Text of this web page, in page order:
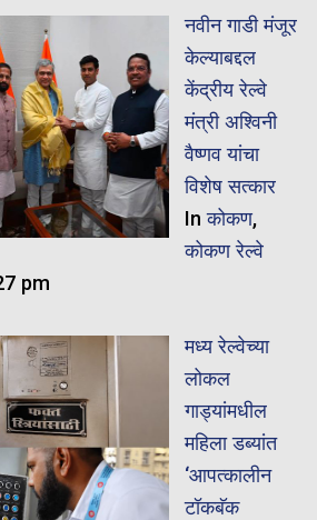
नवीन गाडी मंजूर
केल्याबद्दल
केंद्रीय रेल्वे
मंत्री अश्विनी
वैष्णव यांचा
विशेष सत्कार
Inकोकण,
कोकण रेल्वे
pm
मध्य रेल्वेच्या
लोकल
गाड्यांमधील
महिला डब्यांत
‘आपत्कालीन
टॉकबॅक